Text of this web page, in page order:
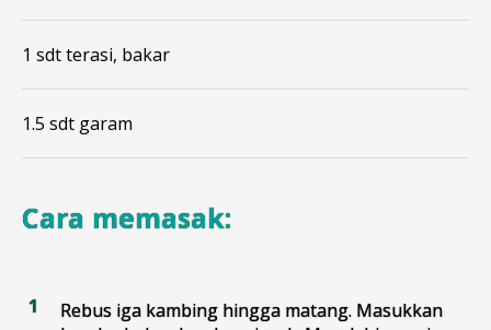
1 sdt terasi, bakar
1.5 sdt garam
Cara memasak:
Rebus iga kambing hingga matang. Masukkan